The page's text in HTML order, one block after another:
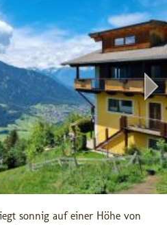
sonnig auf einer Höhe von